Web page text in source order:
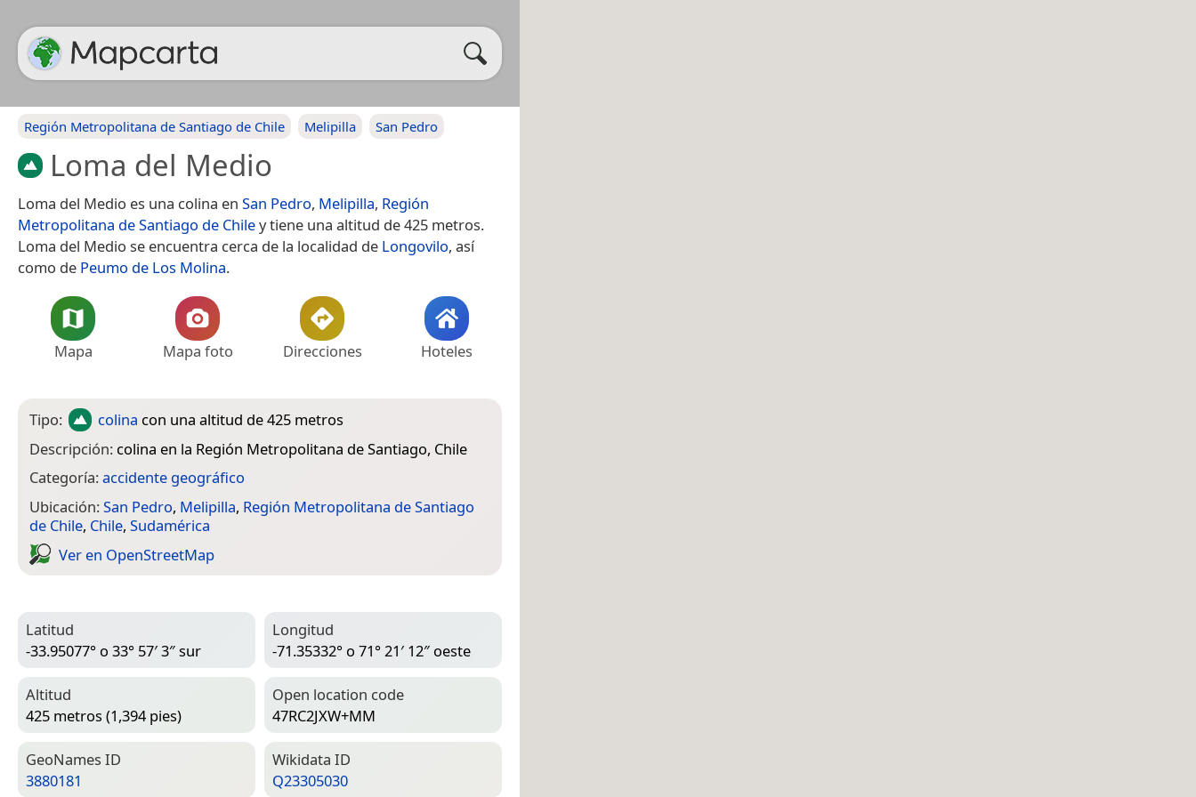
Región Metropolitana de Santiago de Chile Melipilla San Pedro
Loma del Medio
Loma del Medio es una colina en San Pedro, Melipilla, Región
Metropolitana de Santiago de Chiley tiene una altitud de 425 metros.
Loma del Medio se encuentra cerca de la localidad de Longovilo, así
como de Peumo de Los Molina.
Mapa Mapa foto Direcciones Hoteles
Tipo: colina con una altitud de 425 metros
Descripción: colina en la Región Metropolitana de Santiago, Chile
Categoría:accidente geográfico
Ubicación:San Pedro, Melipilla, Región Metropolitana de Santiago
de Chile, Chile, Sudamérica
Ver en Open­Street­Map
Latitud
-33.95077° o 33° 57′ 3″ sur
Longitud
-71.35332° o 71° 21′ 12″ oeste
Altitud
425 metros (1,394 pies)
Open location code
47RC2JXW+MM
Geo­Names ID
3880181
Wiki­data ID
Q23305030